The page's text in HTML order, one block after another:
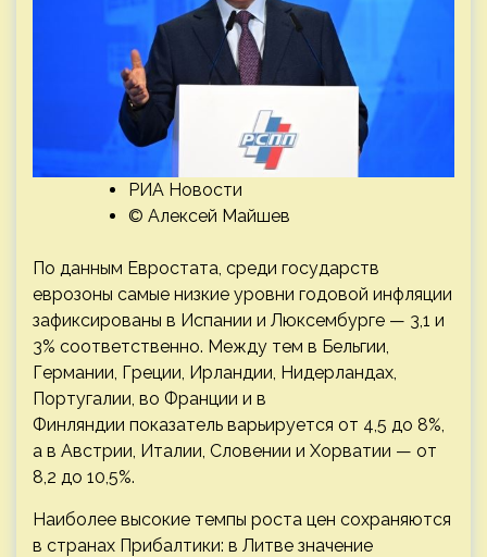
РИА Новости
© Алексей Майшев
По данным Евростата, среди государств
еврозоны самые низкие уровни годовой инфляции
зафиксированы в Испании и Люксембурге — 3,1 и
3% соответственно. Между тем в Бельгии,
Германии, Греции, Ирландии, Нидерландах,
Португалии, во Франции и в
Финляндии показатель варьируется от 4,5 до 8%,
а в Австрии, Италии, Словении и Хорватии — от
8,2 до 10,5%.
Наиболее высокие темпы роста цен сохраняются
в странах Прибалтики: в Литве значение